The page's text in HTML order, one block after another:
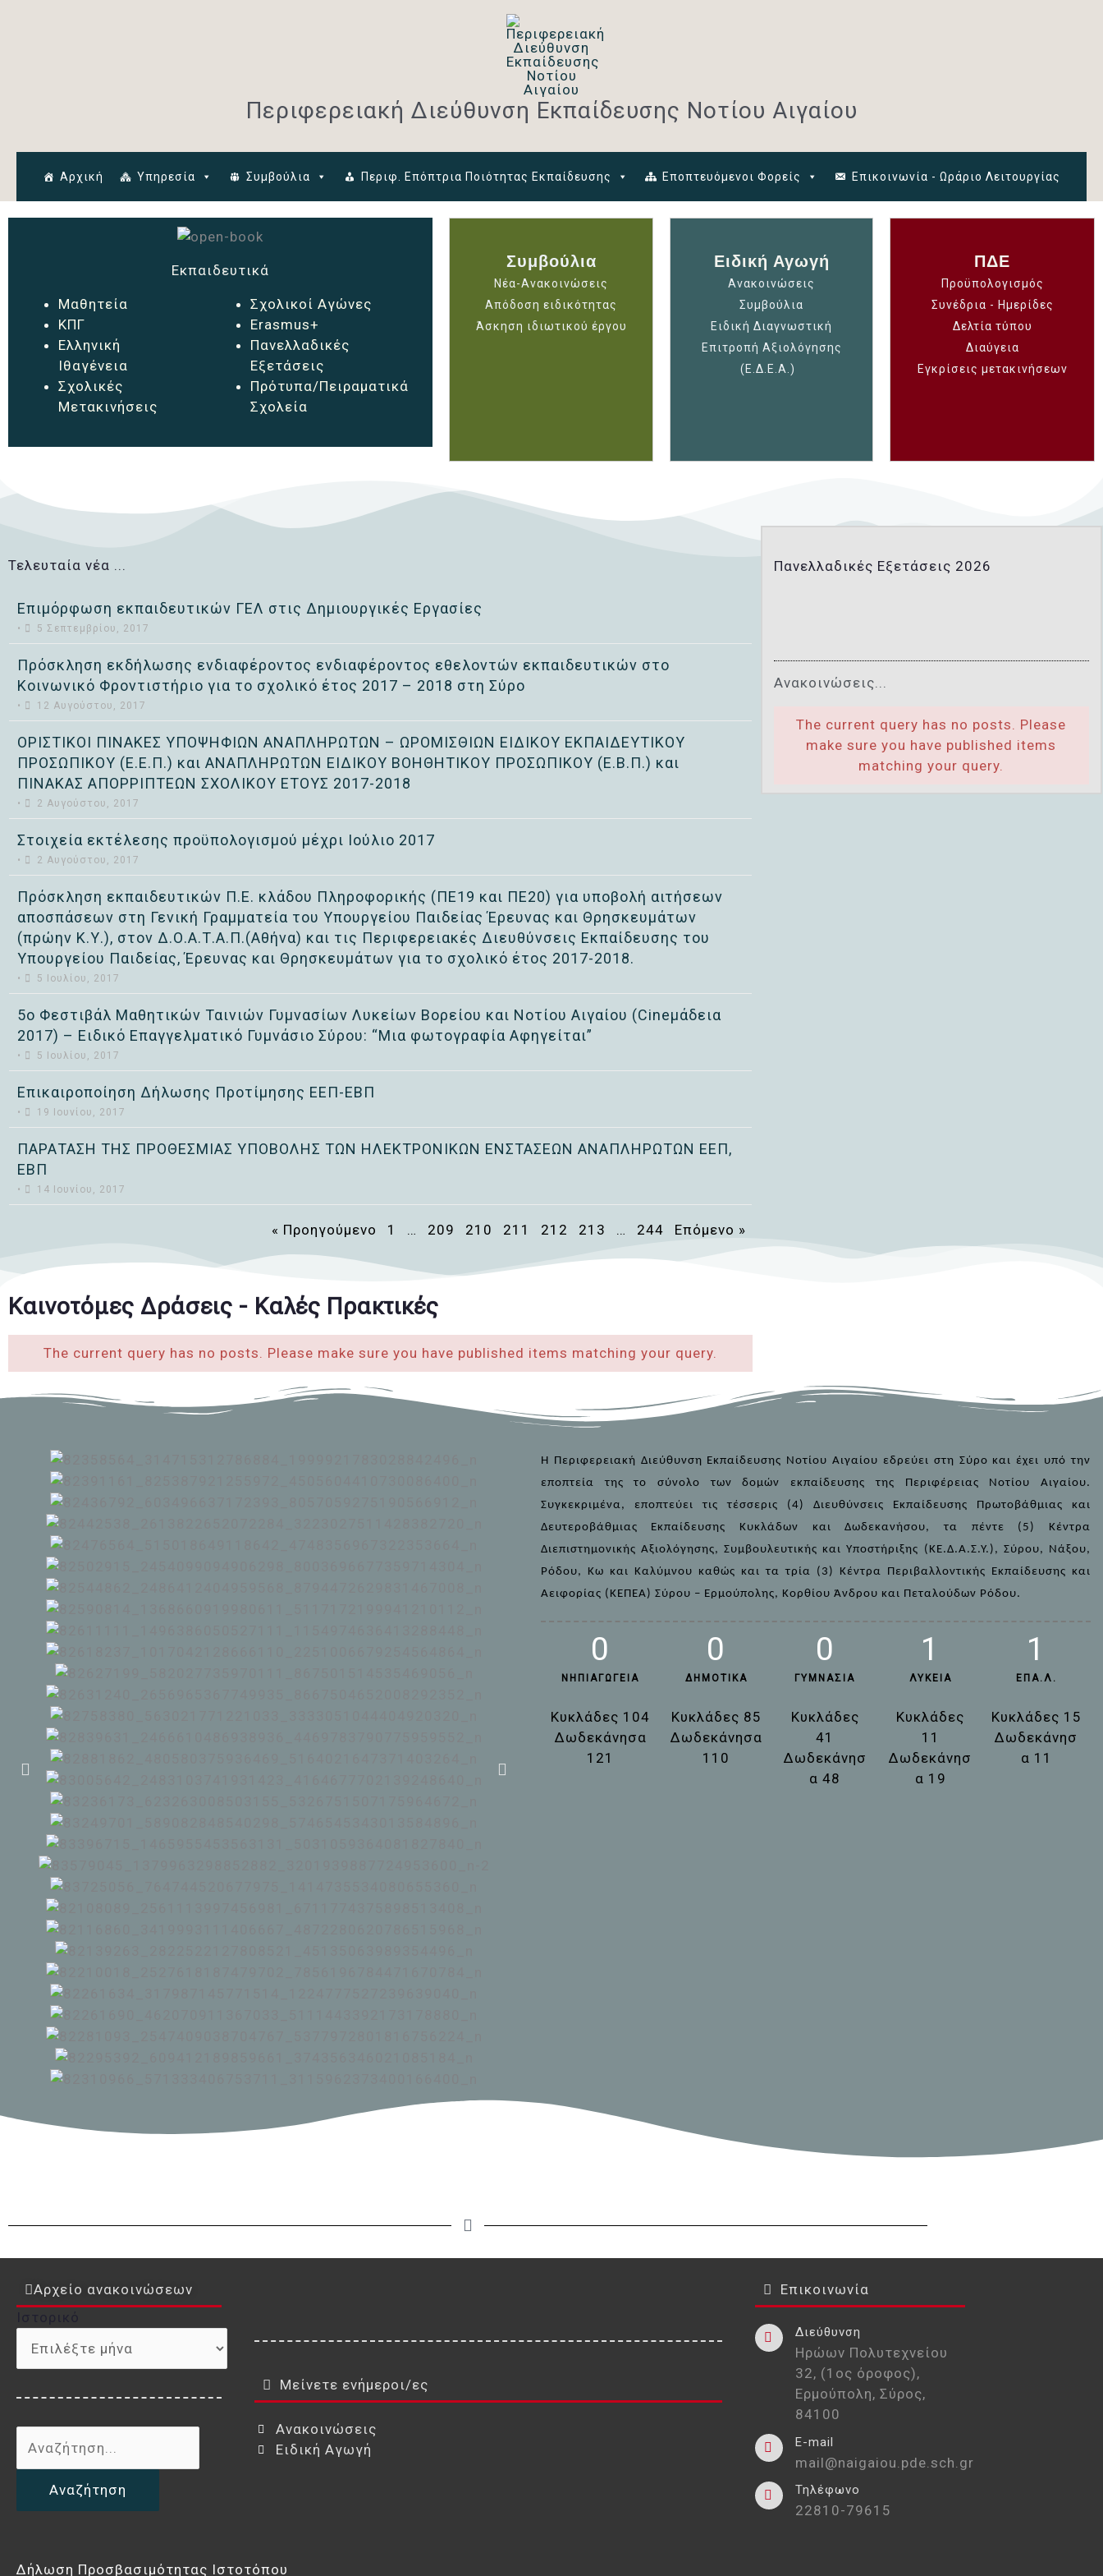
Περιφερειακή Διεύθυνση Εκπαίδευσης Νοτίου Αιγαίου
Αρχική Υπηρεσία Συμβούλια Περιφ. Επόπτρια Ποιότητας Εκπαίδευσης Εποπτευόμενοι Φορείς Επικοινωνία - Ωράριο Λειτουργίας
Εκπαιδευτικά
Μαθητεία
ΚΠΓ
Ελληνική
Ιθαγένεια
Σχολικές
Μετακινήσεις
Σχολικοί Αγώνες
Erasmus+
Πανελλαδικές
Εξετάσεις
Πρότυπα/Πειραματικά
Σχολεία
Συμβούλια
Νέα-Ανακοινώσεις
Απόδοση ειδικότητας
Άσκηση ιδιωτικού έργου
Ειδική Αγωγή
Ανακοινώσεις
Συμβούλια
Ειδική Διαγνωστική
Επιτροπή Αξιολόγησης
(Ε.Δ.Ε.Α.)
ΠΔΕ
Προϋπολογισμός
Συνέδρια - Ημερίδες
Δελτία τύπου
Διαύγεια
Εγκρίσεις μετακινήσεων
Τελευταία νέα ...
Επιμόρφωση εκπαιδευτικών ΓΕΛ στις Δημιουργικές Εργασίες
• 5 Σεπτεμβρίου, 2017
Πρόσκληση εκδήλωσης ενδιαφέροντος ενδιαφέροντος εθελοντών εκπαιδευτικών στο
Κοινωνικό Φροντιστήριο για το σχολικό έτος 2017 – 2018 στη Σύρο
• 12 Αυγούστου, 2017
ΟΡΙΣΤΙΚΟΙ ΠΙΝΑΚΕΣ ΥΠΟΨΗΦΙΩΝ ΑΝΑΠΛΗΡΩΤΩΝ – ΩΡΟΜΙΣΘΙΩΝ ΕΙΔΙΚΟΥ ΕΚΠΑΙΔΕΥΤΙΚΟΥ
ΠΡΟΣΩΠΙΚΟΥ (Ε.Ε.Π.) και ΑΝΑΠΛΗΡΩΤΩΝ ΕΙΔΙΚΟΥ ΒΟΗΘΗΤΙΚΟΥ ΠΡΟΣΩΠΙΚΟΥ (Ε.Β.Π.) και
ΠΙΝΑΚΑΣ ΑΠΟΡΡΙΠΤΕΩΝ ΣΧΟΛΙΚΟΥ ΕΤΟΥΣ 2017-2018
• 2 Αυγούστου, 2017
Στοιχεία εκτέλεσης προϋπολογισμού μέχρι Ιούλιο 2017
• 2 Αυγούστου, 2017
Πρόσκληση εκπαιδευτικών Π.Ε. κλάδου Πληροφορικής (ΠΕ19 και ΠΕ20) για υποβολή αιτήσεων
αποσπάσεων στη Γενική Γραμματεία του Υπουργείου Παιδείας Έρευνας και Θρησκευμάτων
(πρώην Κ.Υ.), στον Δ.Ο.Α.Τ.Α.Π.(Αθήνα) και τις Περιφερειακές Διευθύνσεις Εκπαίδευσης του
Υπουργείου Παιδείας, Έρευνας και Θρησκευμάτων για το σχολικό έτος 2017-2018.
• 5 Ιουλίου, 2017
5ο Φεστιβάλ Μαθητικών Ταινιών Γυμνασίων Λυκείων Βορείου και Νοτίου Αιγαίου (Cineμάδεια
2017) – Ειδικό Επαγγελματικό Γυμνάσιο Σύρου: “Μια φωτογραφία Αφηγείται”
• 5 Ιουλίου, 2017
Επικαιροποίηση Δήλωσης Προτίμησης ΕΕΠ-ΕΒΠ
• 19 Ιουνίου, 2017
ΠΑΡΑΤΑΣΗ ΤΗΣ ΠΡΟΘΕΣΜΙΑΣ ΥΠΟΒΟΛΗΣ ΤΩΝ ΗΛΕΚΤΡΟΝΙΚΩΝ ENΣΤΑΣΕΩΝ ΑΝΑΠΛΗΡΩΤΩΝ ΕΕΠ,
ΕΒΠ
• 14 Ιουνίου, 2017
« Προηγούμενο 1 … 209 210 211 212 213 … 244 Επόμενο »
Πανελλαδικές Εξετάσεις 2026
Ανακοινώσεις...
The current query has no posts. Please
make sure you have published items
matching your query.
Καινοτόμες Δράσεις - Καλές Πρακτικές
The current query has no posts. Please make sure you have published items matching your query.
Η Περιφερειακή Διεύθυνση Εκπαίδευσης Νοτίου Αιγαίου εδρεύει στη Σύρο και έχει υπό την
εποπτεία της το σύνολο των δομών εκπαίδευσης της Περιφέρειας Νοτίου Αιγαίου.
Συγκεκριμένα, εποπτεύει τις τέσσερις (4) Διευθύνσεις Εκπαίδευσης Πρωτοβάθμιας και
Δευτεροβάθμιας Εκπαίδευσης Κυκλάδων και Δωδεκανήσου, τα πέντε (5) Κέντρα
Διεπιστημονικής Αξιολόγησης, Συμβουλευτικής και Υποστήριξης (ΚΕ.Δ.Α.Σ.Υ.), Σύρου, Νάξου,
Ρόδου, Κω και Καλύμνου καθώς και τα τρία (3) Κέντρα Περιβαλλοντικής Εκπαίδευσης και
Αειφορίας (ΚΕΠΕΑ) Σύρου – Ερμούπολης, Κορθίου Άνδρου και Πεταλούδων Ρόδου.
ΝΗΠΙΑΓΩΓΕΊΑ
0
Κυκλάδες 104
Δωδεκάνησα
121
ΔΗΜΟΤΙΚΆ
0
Κυκλάδες 85
Δωδεκάνησα
110
ΓΥΜΝΆΣΙΑ
0
Κυκλάδες
41
Δωδεκάνησ
α 48
ΛΎΚΕΙΑ
1
Κυκλάδες
11
Δωδεκάνησ
α 19
ΕΠΑ.Λ.
1
Κυκλάδες 15
Δωδεκάνησ
α 11
Αρχείο ανακοινώσεων
για:
Μείνετε ενήμεροι/ες
Ανακοινώσεις
Ειδική Αγωγή
Επικοινωνία
Διεύθυνση
Ηρώων Πολυτεχνείου
32, (1ος όροφος),
Ερμούπολη, Σύρος,
84100
E-mail
mail@naigaiou.pde.sch.gr
Τηλέφωνο
22810-79615
Δήλωση Προσβασιμότητας Ιστοτόπου